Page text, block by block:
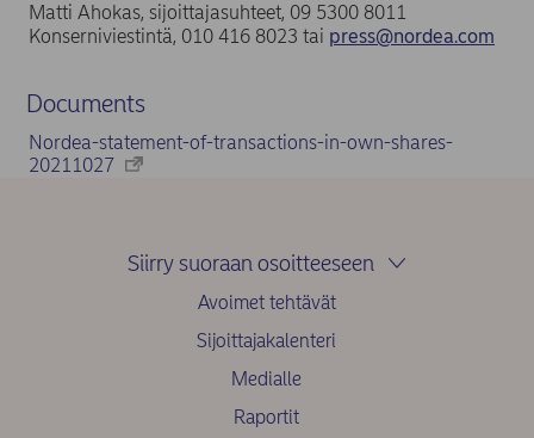
Matti Ahokas, sijoittajasuhteet, 09 5300 8011
Konserniviestintä, 010 416 8023 tai press@nordea.com
Documents
Nordea-statement-of-transactions-in-own-shares-
20211027
Siirry suoraan osoitteeseen
Avoimet tehtävät
Sijoittajakalenteri
Medialle
Raportit